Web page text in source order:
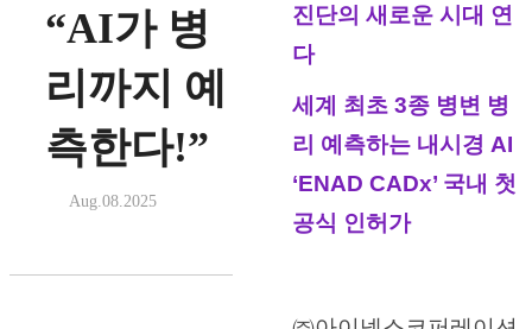
“AI가 병
리까지 예
측한다!”
Aug.08.2025
진단의 새로운 시대 연
다
세계 최초 3종 병변 병
리 예측하는 내시경 AI
‘ENAD CADx’ 국내 첫
공식 인허가